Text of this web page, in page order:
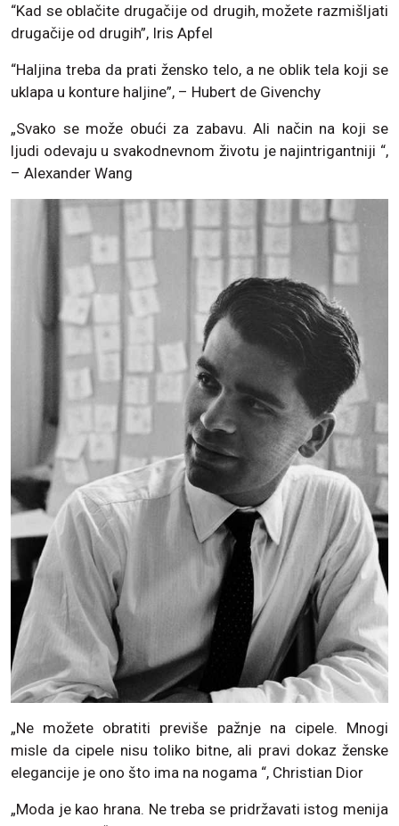
“Kad se oblačite drugačije od drugih, možete razmišljati
drugačije od drugih”, Iris Apfel
“Haljina treba da prati žensko telo, a ne oblik tela koji se
uklapa u konture haljine”, – Hubert de Givenchy
„Svako se može obući za zabavu. Ali način na koji se
ljudi odevaju u svakodnevnom životu je najintrigantniji “,
– Alexander Wang
„Ne možete obratiti previše pažnje na cipele. Mnogi
misle da cipele nisu toliko bitne, ali pravi dokaz ženske
elegancije je ono što ima na nogama “, Christian Dior
„Moda je kao hrana. Ne treba se pridržavati istog menija